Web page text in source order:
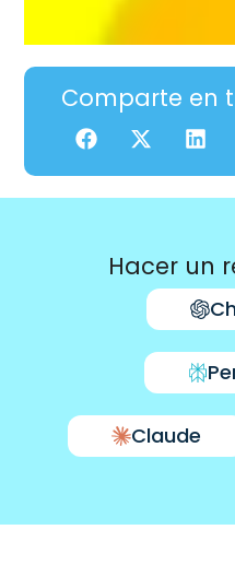
Comparte en
Hacer un
Claude